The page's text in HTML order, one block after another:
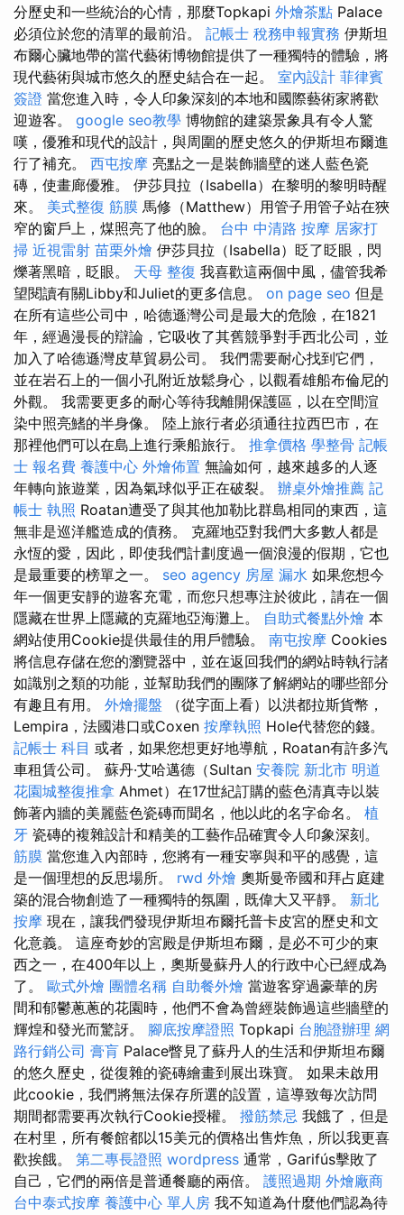
分歷史和一些統治的心情，那麼Topkapi 外燴茶點 Palace
必須位於您的清單的最前沿。 記帳士 稅務申報實務 伊斯坦
布爾心臟地帶的當代藝術博物館提供了一種獨特的體驗，將
現代藝術與城市悠久的歷史結合在一起。 室內設計 菲律賓
簽證 當您進入時，令人印象深刻的本地和國際藝術家將歡
迎遊客。 google seo教學 博物館的建築景象具有令人驚
嘆，優雅和現代的設計，與周圍的歷史悠久的伊斯坦布爾進
行了補充。 西屯按摩 亮點之一是裝飾牆壁的迷人藍色瓷
磚，使畫廊優雅。 伊莎貝拉（Isabella）在黎明的黎明時醒
來。 美式整復 筋膜 馬修（Matthew）用管子用管子站在狹
窄的窗戶上，煤照亮了他的臉。 台中 中清路 按摩 居家打
掃 近視雷射 苗栗外燴 伊莎貝拉（Isabella）眨了眨眼，閃
爍著黑暗，眨眼。 天母 整復 我喜歡這兩個中風，儘管我希
望閱讀有關Libby和Juliet的更多信息。 on page seo 但是
在所有這些公司中，哈德遜灣公司是最大的危險，在1821
年，經過漫長的辯論，它吸收了其舊競爭對手西北公司，並
加入了哈德遜灣皮草貿易公司。 我們需要耐心找到它們，
並在岩石上的一個小孔附近放鬆身心，以觀看雄船布倫尼的
外觀。 我需要更多的耐心等待我離開保護區，以在空間渲
染中照亮鰭的半身像。 陸上旅行者必須通往拉西巴市，在
那裡他們可以在島上進行乘船旅行。 推拿價格 學整骨 記帳
士 報名費 養護中心 外燴佈置 無論如何，越來越多的人逐
年轉向旅遊業，因為氣球似乎正在破裂。 辦桌外燴推薦 記
帳士 執照 Roatan遭受了與其他加勒比群島相同的東西，這
無非是巡洋艦造成的債務。 克羅地亞對我們大多數人都是
永恆的愛，因此，即使我們計劃度過一個浪漫的假期，它也
是最重要的榜單之一。 seo agency 房屋 漏水 如果您想今
年一個更安靜的遊客充電，而您只想專注於彼此，請在一個
隱藏在世界上隱藏的克羅地亞海灘上。 自助式餐點外燴 本
網站使用Cookie提供最佳的用戶體驗。 南屯按摩 Cookies
將信息存儲在您的瀏覽器中，並在返回我們的網站時執行諸
如識別之類的功能，並幫助我們的團隊了解網站的哪些部分
有趣且有用。 外燴擺盤 （從字面上看）以洪都拉斯貨幣，
Lempira，法國港口或Coxen 按摩執照 Hole代替您的錢。
記帳士 科目 或者，如果您想更好地導航，Roatan有許多汽
車租賃公司。 蘇丹·艾哈邁德（Sultan 安養院 新北市 明道
花園城整復推拿 Ahmet）在17世紀訂購的藍色清真寺以裝
飾著內牆的美麗藍色瓷磚而聞名，他以此的名字命名。 植
牙 瓷磚的複雜設計和精美的工藝作品確實令人印象深刻。
筋膜 當您進入內部時，您將有一種安寧與和平的感覺，這
是一個理想的反思場所。 rwd 外燴 奧斯曼帝國和拜占庭建
築的混合物創造了一種獨特的氛圍，既偉大又平靜。 新北
按摩 現在，讓我們發現伊斯坦布爾托普卡皮宮的歷史和文
化意義。 這座奇妙的宮殿是伊斯坦布爾，是必不可少的東
西之一，在400年以上，奧斯曼蘇丹人的行政中心已經成為
了。 歐式外燴 團體名稱 自助餐外燴 當遊客穿過豪華的房
間和郁鬱蔥蔥的花園時，他們不會為曾經裝飾過這些牆壁的
輝煌和發光而驚訝。 腳底按摩證照 Topkapi 台胞證辦理 網
路行銷公司 膏肓 Palace瞥見了蘇丹人的生活和伊斯坦布爾
的悠久歷史，從復雜的瓷磚繪畫到展出珠寶。 如果未啟用
此cookie，我們將無法保存所選的設置，這導致每次訪問
期間都需要再次執行Cookie授權。 撥筋禁忌 我餓了，但是
在村里，所有餐館都以15美元的價格出售炸魚，所以我更喜
歡挨餓。 第二專長證照 wordpress 通常，Garifús擊敗了
自己，它們的兩倍是普通餐廳的兩倍。 護照過期 外燴廠商
台中泰式按摩 養護中心 單人房 我不知道為什麼他們認為待